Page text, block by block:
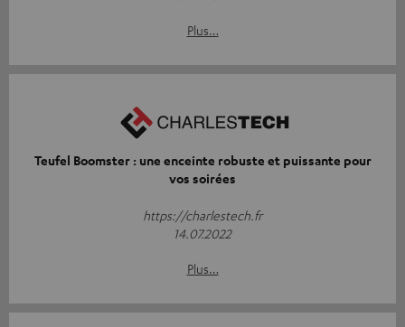
Plus…
Teufel Boomster : une enceinte robuste et puissante pour
vos soirées
https://charlestech.fr
14.07.2022
Plus…